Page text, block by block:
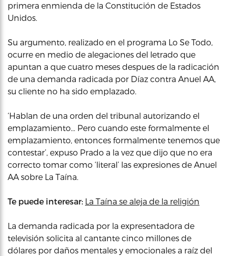
primera enmienda de la Constitución de Estados
Unidos.
Su argumento, realizado en el programa Lo Se Todo,
ocurre en medio de alegaciones del letrado que
apuntan a que cuatro meses despues de la radicación
de una demanda radicada por Díaz contra Anuel AA,
su cliente no ha sido emplazado.
‘Hablan de una orden del tribunal autorizando el
emplazamiento… Pero cuando este formalmente el
emplazamiento, entonces formalmente tenemos que
contestar’, expuso Prado a la vez que dijo que no era
correcto tomar como ‘literal’ las expresiones de Anuel
AA sobre La Taína.
Te puede interesar: La Taína se aleja de la religión
La demanda radicada por la expresentadora de
televisión solicita al cantante cinco millones de
dólares por daños mentales y emocionales a raíz del